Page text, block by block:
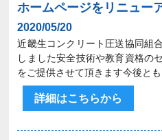
2020/05/20
ホームページをリニュー
近畿生コンクリート圧送協同組
しました安全技術や教育資格の
をご提供させて頂きます今後と
詳細はこちらから